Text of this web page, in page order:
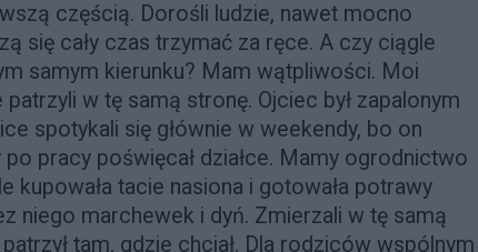
częścią. Dorośli ludzie, nawet mocno
się cały czas trzymać za ręce. A czy ciągle
samym kierunku? Mam wątpliwości. Moi
w tę samą stronę. Ojciec był zapalonym
spotykali się głównie w weekendy, bo on
pracy poświęcał działce. Mamy ogrodnictwo
kupowała tacie nasiona i gotowała potrawy
niego marchewek i dyń. Zmierzali w tę samą
tam, gdzie chciał. Dla rodziców wspólnym